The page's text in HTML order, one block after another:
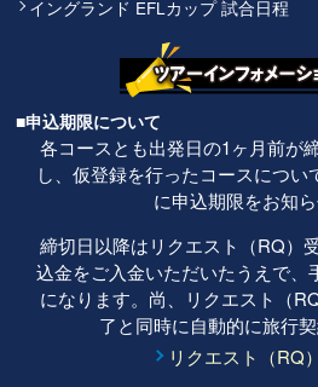
イングランド EFLカップ 試合日程
■申込期限について
各コースとも出発日の1ヶ月前が
し、仮登録を行ったコースにつ
に申込期限をお知ら
締切日以降はリクエスト（RQ）
込金をご入金いただいたうえで、
になります。尚、リクエスト（
了と同時に自動的に旅行契
リクエスト（RQ